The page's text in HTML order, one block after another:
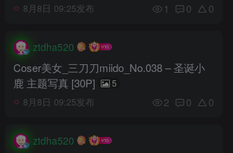
8月8日 09:25发布 1 0 0
ztdha520
Coser美女_三刀刀miido_No.038 – 圣诞小
鹿 主题写真 [30P]
5
8月8日 09:25发布 2 0 0
ztdha520